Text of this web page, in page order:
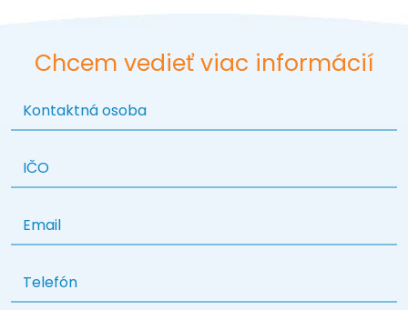
Chcem vedieť viac informácií